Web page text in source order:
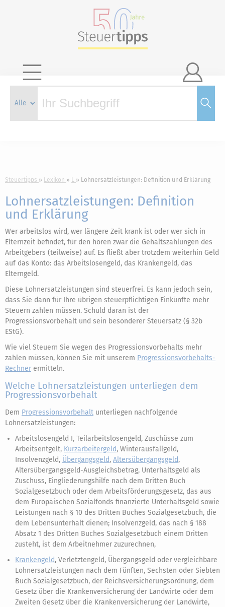

Steuertipps Lexikon L Lohnersatzleistungen: Definition und Erklärung
Lohnersatzleistungen: Definition
und Erklärung
Wer arbeitslos wird, wer längere Zeit krank ist oder wer sich in
Elternzeit befindet, für den hören zwar die Gehaltszahlungen des
Arbeitgebers (teilweise) auf. Es fließt aber trotzdem weiterhin Geld
auf das Konto: das Arbeitslosengeld, das Krankengeld, das
Elterngeld.
Diese Lohnersatzleistungen sind steuerfrei. Es kann jedoch sein,
dass Sie dann für Ihre übrigen steuerpflichtigen Einkünfte mehr
Steuern zahlen müssen. Schuld daran ist der
Progressionsvorbehalt und sein besonderer Steuersatz (§ 32b
EStG).
Wie viel Steuern Sie wegen des Progressionsvorbehalts mehr
zahlen müssen, können Sie mit unserem Progressionsvorbehalts-
Rechner ermitteln.
Welche Lohnersatzleistungen unterliegen dem
Progressionsvorbehalt
Dem Progressionsvorbehalt unterliegen nachfolgende
Lohnersatzleistungen:
Arbeitslosengeld I, Teilarbeitslosengeld, Zuschüsse zum
Arbeitsentgelt, Kurzarbeitergeld, Winterausfallgeld,
Insolvenzgeld, Übergangsgeld, Altersübergangsgeld,
Altersübergangsgeld-Ausgleichsbetrag, Unterhaltsgeld als
Zuschuss, Eingliederungshilfe nach dem Dritten Buch
Sozialgesetzbuch oder dem Arbeitsförderungsgesetz, das aus
dem Europäischen Sozialfonds finanzierte Unterhaltsgeld sowie
Leistungen nach § 10 des Dritten Buches Sozialgesetzbuch, die
dem Lebensunterhalt dienen; Insolvenzgeld, das nach § 188
Absatz 1 des Dritten Buches Sozialgesetzbuch einem Dritten
zusteht, ist dem Arbeitnehmer zuzurechnen,
Krankengeld, Verletztengeld, Übergangsgeld oder vergleichbare
Lohnersatzleistungen nach dem Fünften, Sechsten oder Siebten
Buch Sozialgesetzbuch, der Reichsversicherungsordnung, dem
Gesetz über die Krankenversicherung der Landwirte oder dem
Zweiten Gesetz über die Krankenversicherung der Landwirte,